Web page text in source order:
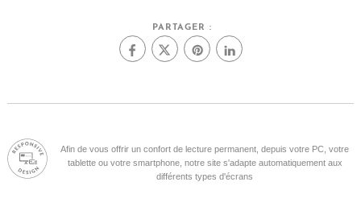
PARTAGER :
Afin de vous offrir un confort de lecture permanent, depuis votre PC, votre
tablette ou votre smartphone, notre site s'adapte automatiquement aux
différents types d'écrans